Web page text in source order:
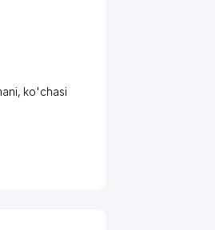
, ko'chasi